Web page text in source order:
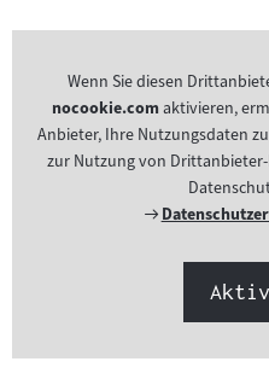
Wenn Sie diesen
nocookie.comaktivieren,
Anbieter, Ihre Nutzungsdaten
zur Nutzung von
Externer